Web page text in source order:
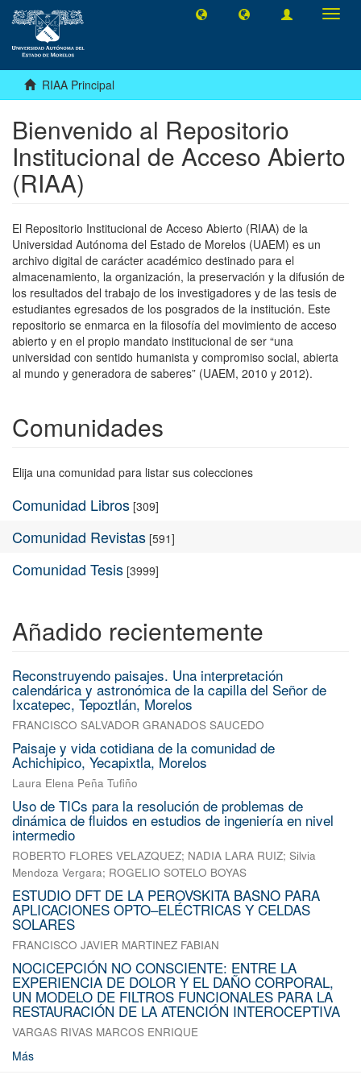
RIAA Principal
Bienvenido al Repositorio
Institucional de Acceso Abierto
(RIAA)
El Repositorio Institucional de Acceso Abierto (RIAA) de la
Universidad Autónoma del Estado de Morelos (UAEM) es un
archivo digital de carácter académico destinado para el
almacenamiento, la organización, la preservación y la difusión de
los resultados del trabajo de los investigadores y de las tesis de
estudiantes egresados de los posgrados de la institución. Este
repositorio se enmarca en la filosofía del movimiento de acceso
abierto y en el propio mandato institucional de ser “una
universidad con sentido humanista y compromiso social, abierta
al mundo y generadora de saberes” (UAEM, 2010 y 2012).
Comunidades
Elija una comunidad para listar sus colecciones
Comunidad Libros [309]
Comunidad Revistas [591]
Comunidad Tesis [3999]
Añadido recientemente
Reconstruyendo paisajes. Una interpretación
calendárica y astronómica de la capilla del Señor de
Ixcatepec, Tepoztlán, Morelos
FRANCISCO SALVADOR GRANADOS SAUCEDO
Paisaje y vida cotidiana de la comunidad de
Achichipico, Yecapixtla, Morelos
Laura Elena Peña Tufiño
Uso de TICs para la resolución de problemas de
dinámica de fluidos en estudios de ingeniería en nivel
intermedio
ROBERTO FLORES VELAZQUEZ; NADIA LARA RUIZ; Silvia
Mendoza Vergara; ROGELIO SOTELO BOYAS
ESTUDIO DFT DE LA PEROVSKITA BASNO PARA
APLICACIONES OPTO–ELÉCTRICAS Y CELDAS
SOLARES
FRANCISCO JAVIER MARTINEZ FABIAN
NOCICEPCIÓN NO CONSCIENTE: ENTRE LA
EXPERIENCIA DE DOLOR Y EL DAÑO CORPORAL,
UN MODELO DE FILTROS FUNCIONALES PARA LA
RESTAURACIÓN DE LA ATENCIÓN INTEROCEPTIVA
VARGAS RIVAS MARCOS ENRIQUE
Más